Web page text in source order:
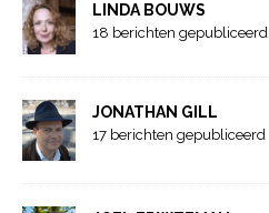
LINDA BOUWS
18 berichten gepubliceerd
JONATHAN GILL
17 berichten gepubliceerd